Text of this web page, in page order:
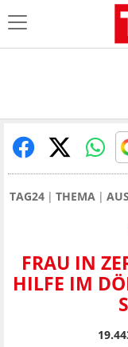
TAG24 THEMA
FRAU IN
HILFE IM